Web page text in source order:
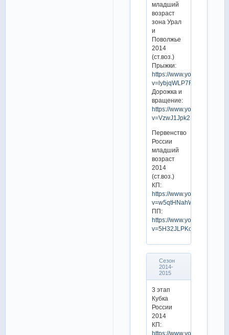
младший
возраст
зона Урал
и
Поволжье
2014
(ст.воз.)
Прыжки:
https://www.youtube.com/
v=lybjqWLP7R8
Дорожка и
вращение:
https://www.youtube.com/
v=VzwJ1Jpk2Nk
Первенство
России
младший
возраст
2014
(ст.воз.)
КП:
https://www.youtube.com/
v=w5qtHNahWi0
ПП:
https://www.youtube.com/
v=5H32JLPKcL0
Сезон
2014-
2015
3 этап
Кубка
России
2014
КП:
https://www.youtube.com/